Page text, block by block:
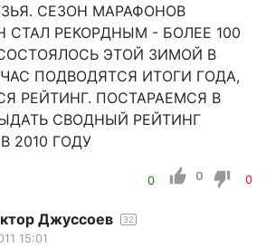
СЕЗОН МАРАФОНОВ
СТАЛ РЕКОРДНЫМ - БОЛЕЕ 100
ЭТОЙ ЗИМОЙ В
ПОДВОДЯТСЯ ИТОГИ ГОДА,
РЕЙТИНГ. ПОСТАРАЕМСЯ В
СВОДНЫЙ РЕЙТИНГ
2010 ГОДУ
0 0 0
Джуссоев 32
15:01